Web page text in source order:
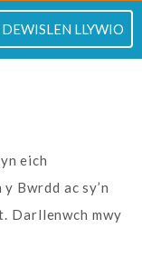
TOGLO
DEWISLEN LLYWIO
eich
Bwrdd ac sy’n
Darllenwch mwy